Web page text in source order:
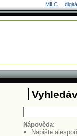
MILC
Nápověda:
Napište